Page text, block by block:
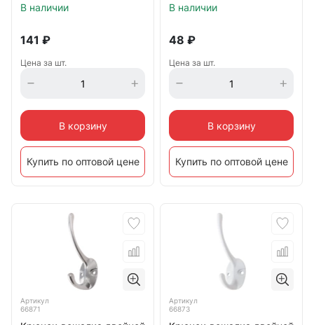
В наличии
141 ₽
Цена за шт.
В корзину
Купить по оптовой цене
В наличии
48 ₽
Цена за шт.
В корзину
Купить по оптовой цене
Артикул
66871
Артикул
66873